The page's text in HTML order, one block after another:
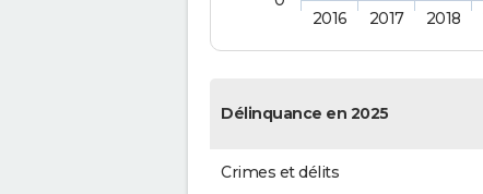
2016 2017 2018
Délinquance en 2025
Crimes et délits